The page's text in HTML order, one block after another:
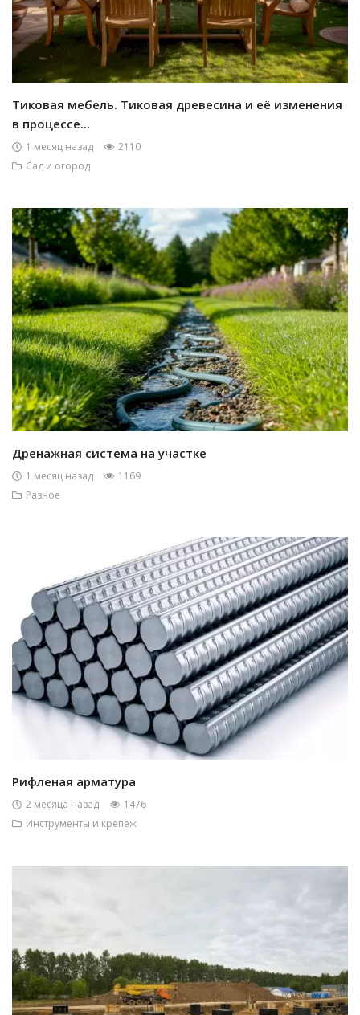
Тиковая мебель. Тиковая древесина и её изменения
в процессе...
1 месяц назад
2110
Сад и огород
Дренажная система на участке
1 месяц назад
1169
Разное
Рифленая арматура
2 месяца назад
1476
Инструменты и крепеж